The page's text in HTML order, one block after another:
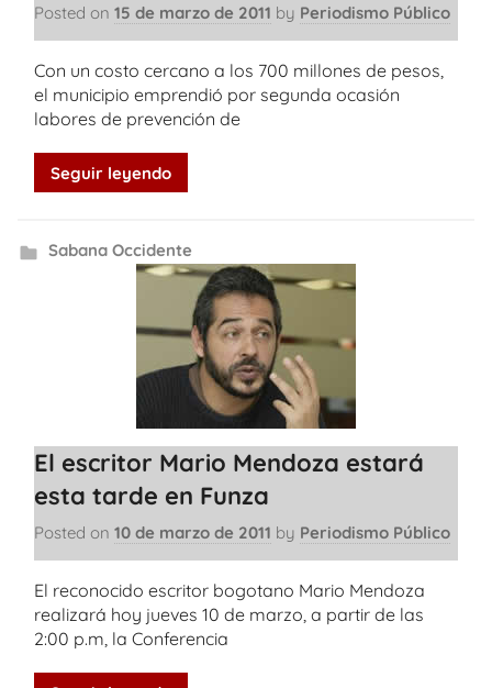
Posted on 15 de marzo de 2011 by Periodismo Público
Con un costo cercano a los 700 millones de pesos,
el municipio emprendió por segunda ocasión
labores de prevención de
Seguir leyendo
Sabana Occidente
El escritor Mario Mendoza estará
esta tarde en Funza
Posted on 10 de marzo de 2011 by Periodismo Público
El reconocido escritor bogotano Mario Mendoza
realizará hoy jueves 10 de marzo, a partir de las
2:00 p.m, la Conferencia